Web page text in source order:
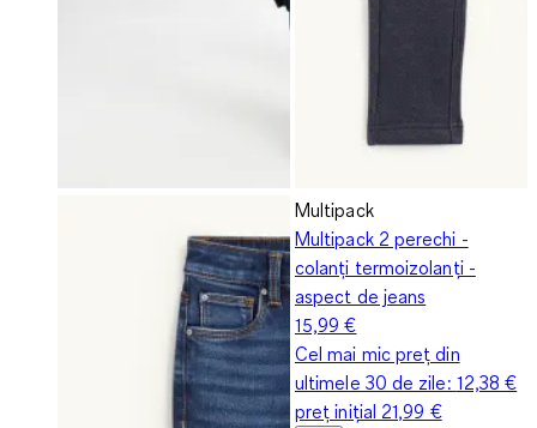
Multipack
Multipack 2 perechi -
colanți termoizolanți -
aspect de jeans
15,99 €
Cel mai mic preț din
ultimele 30 de zile: 12,38 €
preț inițial 21,99 €